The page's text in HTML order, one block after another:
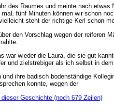
des Raumes und meinte nach
fünf Minuten können wir schon
steht der richtige Kerl schon
den Vorschlag wegen der reiferen
war wieder die Laura, die sie gut
und zielstrebiger als ich selbst in
und ihre badisch bodenständige
konnte, wegen der
Geschichte (noch 679 Zeilen)